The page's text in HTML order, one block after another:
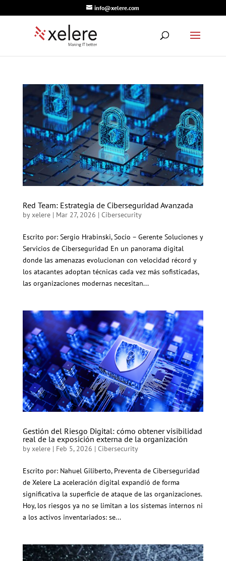
info@xelere.com
Red Team: Estrategia de Ciberseguridad Avanzada
by xelere| Mar 27, 2026 | Cibersecurity
Escrito por: Sergio Hrabinski, Socio – Gerente Soluciones y
Servicios de Ciberseguridad En un panorama digital
donde las amenazas evolucionan con velocidad récord y
los atacantes adoptan técnicas cada vez más sofisticadas,
las organizaciones modernas necesitan...
Gestión del Riesgo Digital: cómo obtener visibilidad
real de la exposición externa de la organización
byxelere| Feb 5, 2026 | Cibersecurity
Escrito por: Nahuel Giliberto, Preventa de Ciberseguridad
de Xelere La aceleración digital expandió de forma
significativa la superficie de ataque de las organizaciones.
Hoy, los riesgos ya no se limitan a los sistemas internos ni
a los activos inventariados: se...